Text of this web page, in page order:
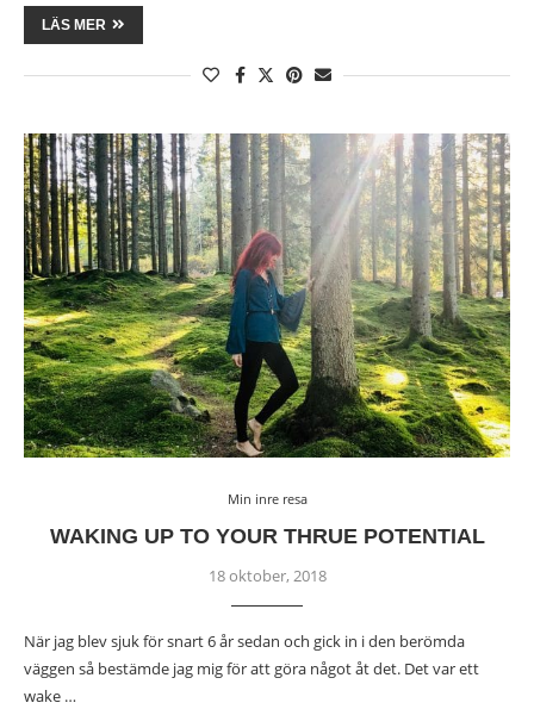
LÄS MER
Min inre resa
WAKING UP TO YOUR THRUE POTENTIAL
18 oktober, 2018
När jag blev sjuk för snart 6 år sedan och gick in i den berömda
väggen så bestämde jag mig för att göra något åt det. Det var ett
wake …